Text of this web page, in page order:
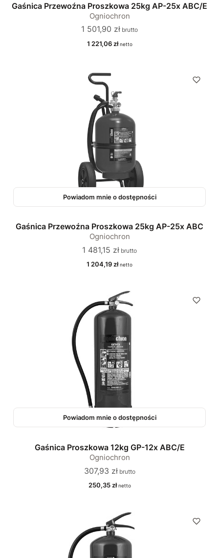
Gaśnica Przewoźna Proszkowa 25kg AP-25x ABC/E
Ogniochron
Cena
1 501,90 zł
Cena
1 221,06 zł
Powiadom mnie o dostępności
Gaśnica Przewoźna Proszkowa 25kg AP-25x ABC
Ogniochron
Cena
1 481,15 zł
Cena
1 204,19 zł
Powiadom mnie o dostępności
Gaśnica Proszkowa 12kg GP-12x ABC/E
Ogniochron
Cena
307,93 zł
Cena
250,35 zł